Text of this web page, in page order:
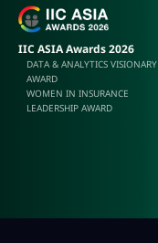
IIC ASIA Awards 2026
DATA & ANALYTICS VISIONARY
AWARD
WOMEN IN INSURANCE
LEADERSHIP AWARD